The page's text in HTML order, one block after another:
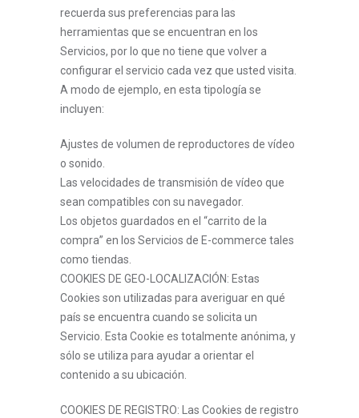
recuerda sus preferencias para las
herramientas que se encuentran en los
Servicios, por lo que no tiene que volver a
configurar el servicio cada vez que usted visita.
A modo de ejemplo, en esta tipología se
incluyen:
Ajustes de volumen de reproductores de vídeo
o sonido.
Las velocidades de transmisión de vídeo que
sean compatibles con su navegador.
Los objetos guardados en el “carrito de la
compra” en los Servicios de E-commerce tales
como tiendas.
COOKIES DE GEO-LOCALIZACIÓN: Estas
Cookies son utilizadas para averiguar en qué
país se encuentra cuando se solicita un
Servicio. Esta Cookie es totalmente anónima, y
sólo se utiliza para ayudar a orientar el
contenido a su ubicación.
COOKIES DE REGISTRO: Las Cookies de registro